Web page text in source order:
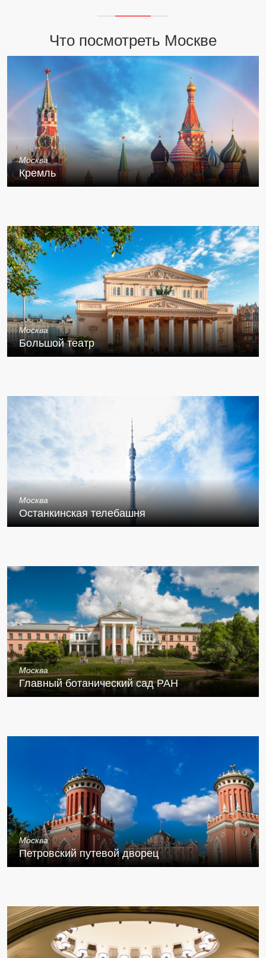
Что посмотреть Москве
Москва
Кремль
Москва
Большой театр
Москва
Останкинская телебашня
Москва
Главный ботанический сад РАН
Москва
Петровский путевой дворец